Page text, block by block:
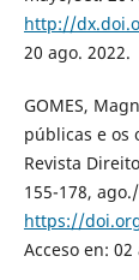
http://
20 ago. 2022.
GOMES,
públicas e os
Revista
155-178,
https://
Acceso en: 02